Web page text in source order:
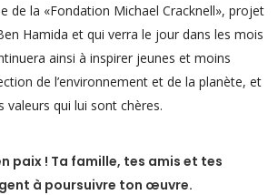
de la «Fondation Michael Cracknell», projet
Hamida et qui verra le jour dans les mois
ainsi à inspirer jeunes et moins
de l’environnement et de la planète, et
valeurs qui lui sont chères.
paix ! Ta famille, tes amis et tes
à poursuivre ton œuvre.